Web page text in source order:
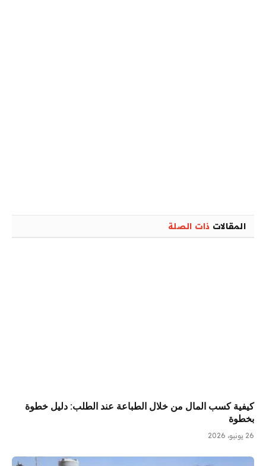
المقالات ذات الصلة
كيفية كسب المال من خلال الطباعة عند الطلب: دليل خطوة
بخطوة
26 يونيو، 2026